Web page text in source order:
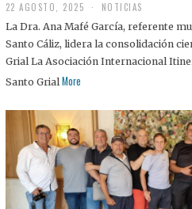
22 AGOSTO, 2025
2
A
G
O
S
2
5
NOTICIAS
La Dra. Ana Mafé García, referente
Santo Cáliz, lidera la consolidación
Grial La Asociación Internacional
Santo Grial More